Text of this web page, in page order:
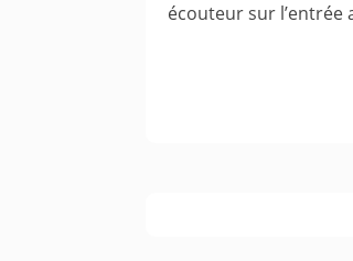
écouteur sur l’entrée